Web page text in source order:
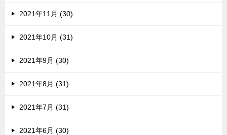
2021年11月 (30)
2021年10月 (31)
2021年9月 (30)
2021年8月 (31)
2021年7月 (31)
2021年6月 (30)